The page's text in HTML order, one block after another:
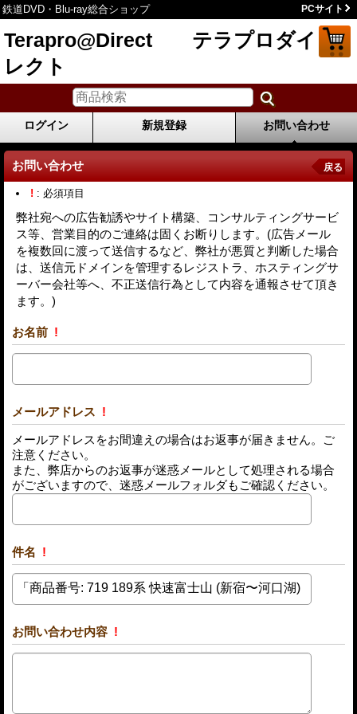
鉄道DVD・Blu-ray総合ショップ PCサイト
Terapro@Direct テラプロダイ
レクト
ログイン 新規登録 お問い合わせ
お問い合わせ 戻る
! : 必須項目
弊社宛への広告勧誘やサイト構築、コンサルティングサービ
ス等、営業目的のご連絡は固くお断りします。(広告メール
を複数回に渡って送信するなど、弊社が悪質と判断した場合
は、送信元ドメインを管理するレジストラ、ホスティングサ
ーバー会社等へ、不正送信行為として内容を通報させて頂き
ます。)
お名前 !
メールアドレス !
メールアドレスをお間違えの場合はお返事が届きません。ご
注意ください。
また、弊店からのお返事が迷惑メールとして処理される場合
がございますので、迷惑メールフォルダもご確認ください。
件名 !
お問い合わせ内容 !